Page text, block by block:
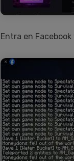
Entra en